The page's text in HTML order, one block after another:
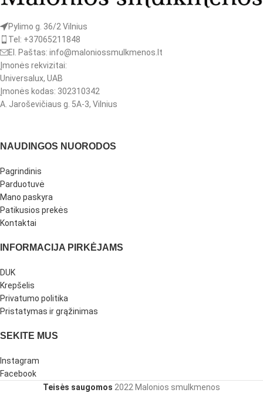
Pylimo g. 36/2 Vilnius
Tel: +37065211848
El. Paštas: info@maloniossmulkmenos.lt
Įmonės rekvizitai:
Universalux, UAB
Įmonės kodas: 302310342
A. Jaroševičiaus g. 5A-3, Vilnius
NAUDINGOS NUORODOS
Pagrindinis
Parduotuvė
Mano paskyra
Patikusios prekės
Kontaktai
INFORMACIJA PIRKĖJAMS
DUK
Krepšelis
Privatumo politika
Pristatymas ir grąžinimas
SEKITE MUS
Instagram
Facebook
Teisės saugomos 2022 Malonios smulkmenos